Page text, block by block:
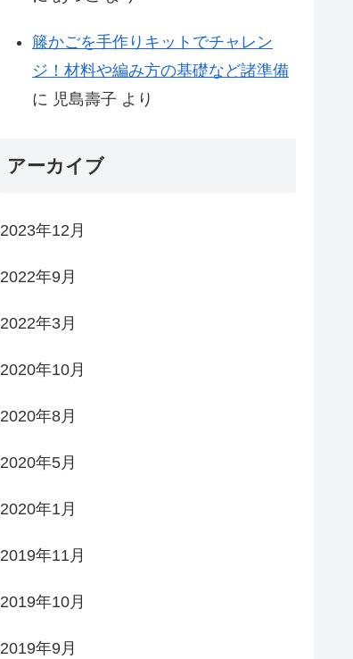
籐かごを手作りキットでチャレン
ジ！材料や編み方の基礎など諸準備
に 児島壽子 より
アーカイブ
2023年12月
2022年9月
2022年3月
2020年10月
2020年8月
2020年5月
2020年1月
2019年11月
2019年10月
2019年9月